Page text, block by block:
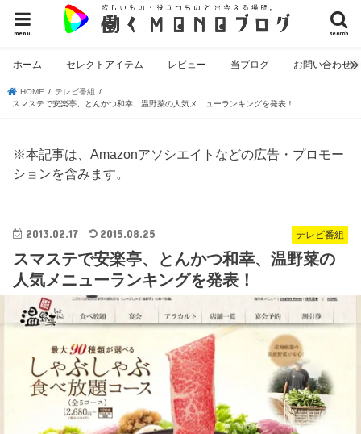
search
menu
ホーム セレクトアイテム レビュー 当ブログ お問い合わせ
HOME
テレビ番組
スマステで安楽亭、とんかつ和幸、温野菜の人気メニューランキングを発表！
※本記事は、Amazonアソシエイトなどの広告・プロモー
ションを含みます。
テレビ番組
2013.02.17 2015.08.25
スマステで安楽亭、とんかつ和幸、温野菜の
人気メニューランキングを発表！